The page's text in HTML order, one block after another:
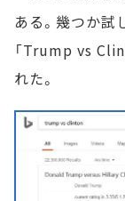
ある。幾つか試
「Trump vs
れた。